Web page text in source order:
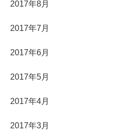
2017年8月
2017年7月
2017年6月
2017年5月
2017年4月
2017年3月